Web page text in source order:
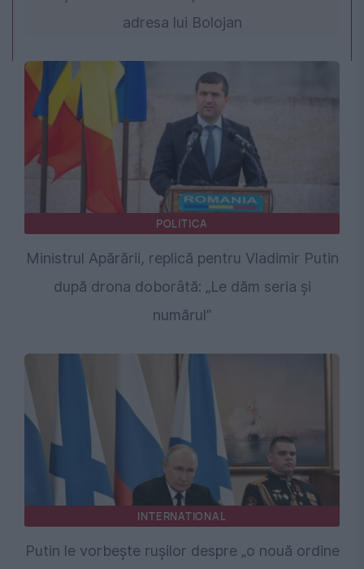
adresa lui Bolojan
POLITICA
Ministrul Apărării, replică pentru Vladimir Putin
după drona doborâtă: „Le dăm seria și
numărul”
INTERNATIONAL
Putin le vorbește rușilor despre „o nouă ordine